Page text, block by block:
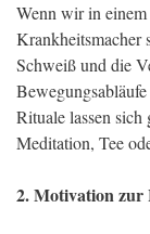
Wenn wir in
Krankheitsmacher
Schweiß und die
Rituale lassen
Meditation, Tee
2. Motivation zur